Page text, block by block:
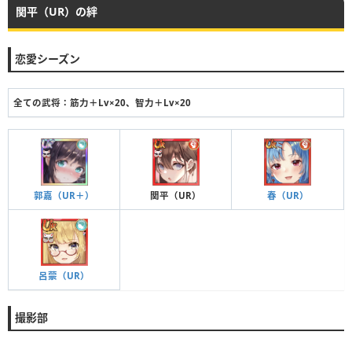
関平（UR）の絆
恋愛シーズン
全ての武将：筋力＋Lv×20、智力＋Lv×20
郭嘉（UR＋） 関平（UR） 春（UR）
呂蒙（UR）
撮影部